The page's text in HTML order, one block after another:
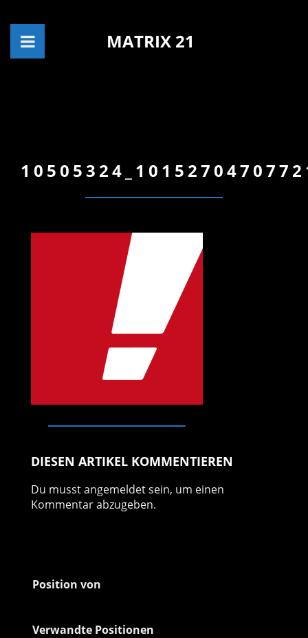
MATRIX 21
DIESEN ARTIKEL KOMMENTIEREN
Du musstangemeldetsein, um einen
Kommentar abzugeben.
Position von
Verwandte Positionen